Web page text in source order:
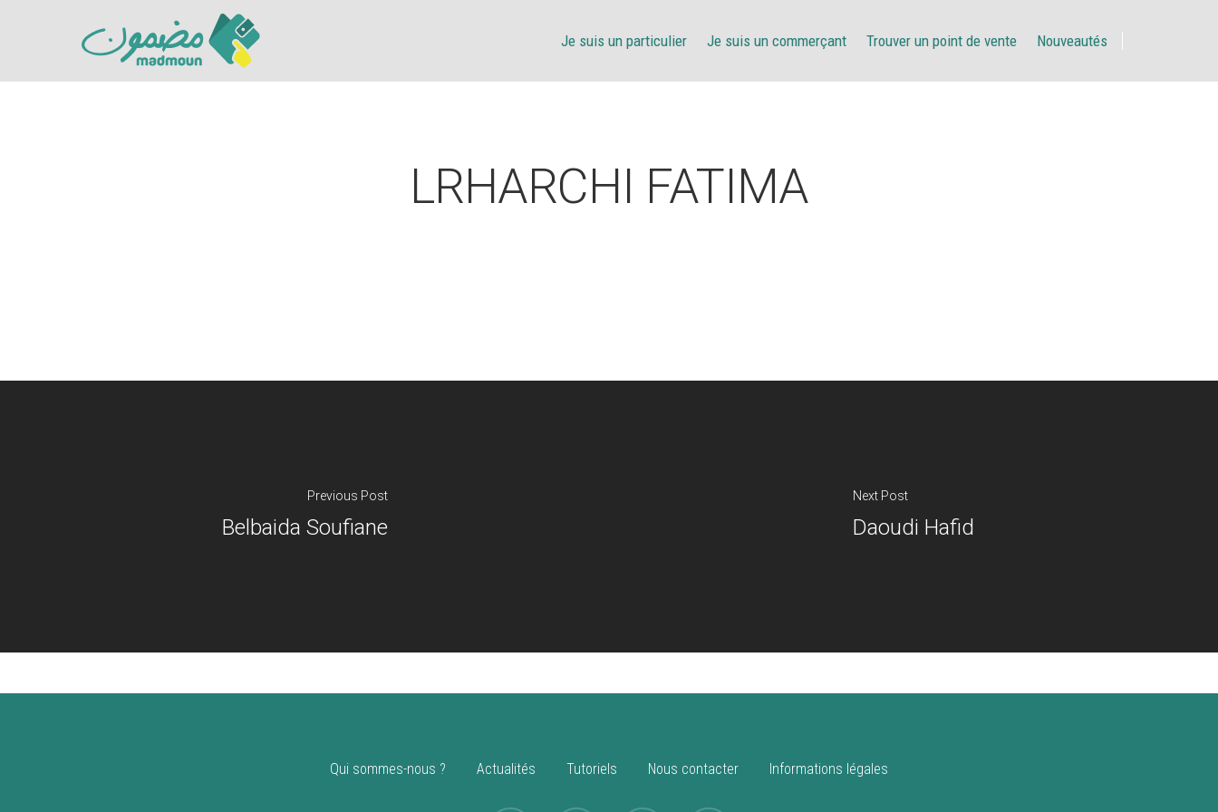
Je suis un particulier Je suis un commerçant Trouver un point de vente Nouveautés
LRHARCHI FATIMA
Previous Post
Belbaida Soufiane
Next Post
Daoudi Hafid
Qui sommes-nous ? Actualités Tutoriels Nous contacter Informations légales